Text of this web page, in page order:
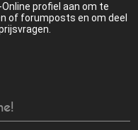
profiel aan om te
of forumposts en om deel